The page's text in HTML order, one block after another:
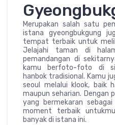
Merupakan salah satu
istana gyeongbukgung
tempat terbaik untuk
Jelajahi taman di
pemandangan di
kamu berfoto-foto di
hanbok tradisional. Kamu
seoul melalui klook, baik
maupun seharian. Dengan
yang bermekaran
moment terbaik
banyak di istana ini.